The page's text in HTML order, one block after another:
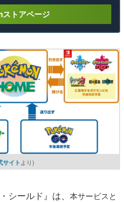
ストアページ
サイト より)
ールド』は、 本サービスと